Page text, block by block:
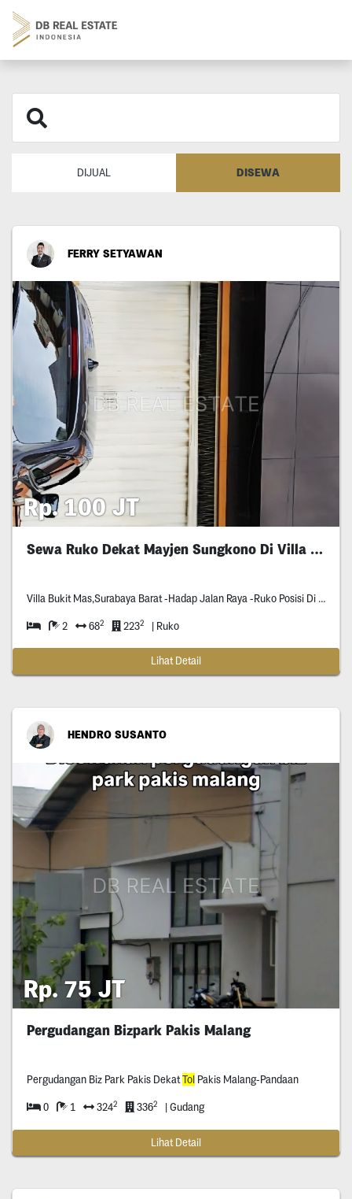
DIJUAL DISEWA
FERRY SETYAWAN
Rp. 100 JT
Sewa Ruko Dekat Mayjen Sungkono Di Villa Bukit Mas
Villa Bukit Mas,Surabaya Barat -Hadap Jalan Raya -Ruko Posisi Di Depan -Dekat Mayjend Sungkono,Pintu
2 682 2232 | Ruko
Lihat Detail
HENDRO SUSANTO
Rp. 75 JT
Pergudangan Bizpark Pakis Malang
Pergudangan Biz Park Pakis DekatTolPakis Malang-Pandaan
0 1 3242 3362 | Gudang
Lihat Detail